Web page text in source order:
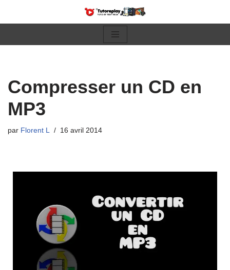
Compresser un CD en
MP3
par Florent L 16 avril 2014